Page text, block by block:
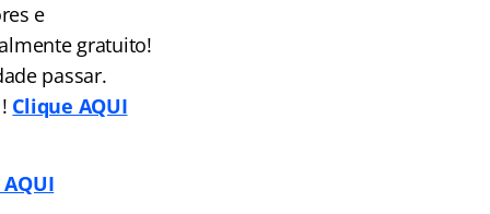
e
gratuito!
passar.
Clique AQUI